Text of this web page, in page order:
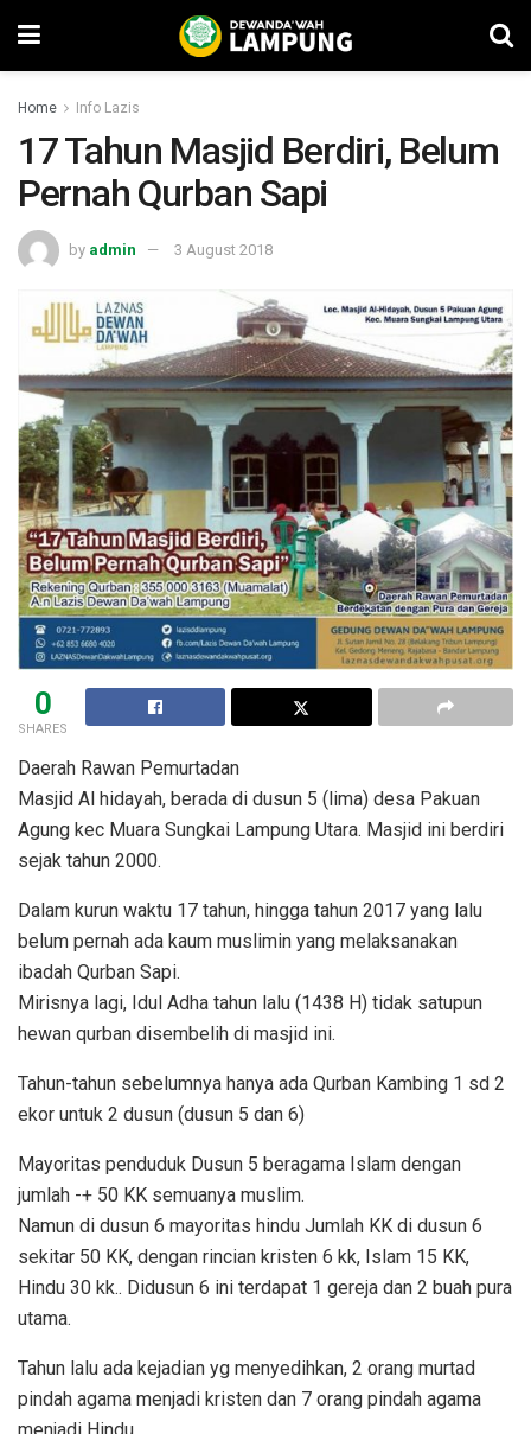
Home Info Lazis
17 Tahun Masjid Berdiri, Belum
Pernah Qurban Sapi
by admin 3 August 2018
0
SHARES
Daerah Rawan Pemurtadan
Masjid Al hidayah, berada di dusun 5 (lima) desa Pakuan
Agung kec Muara Sungkai Lampung Utara. Masjid ini berdiri
sejak tahun 2000.
Dalam kurun waktu 17 tahun, hingga tahun 2017 yang lalu
belum pernah ada kaum muslimin yang melaksanakan
ibadah Qurban Sapi.
Mirisnya lagi, Idul Adha tahun lalu (1438 H) tidak satupun
hewan qurban disembelih di masjid ini.
Tahun-tahun sebelumnya hanya ada Qurban Kambing 1 sd 2
ekor untuk 2 dusun (dusun 5 dan 6)
Mayoritas penduduk Dusun 5 beragama Islam dengan
jumlah -+ 50 KK semuanya muslim.
Namun di dusun 6 mayoritas hindu Jumlah KK di dusun 6
sekitar 50 KK, dengan rincian kristen 6 kk, Islam 15 KK,
Hindu 30 kk.. Didusun 6 ini terdapat 1 gereja dan 2 buah pura
utama.
Tahun lalu ada kejadian yg menyedihkan, 2 orang murtad
pindah agama menjadi kristen dan 7 orang pindah agama